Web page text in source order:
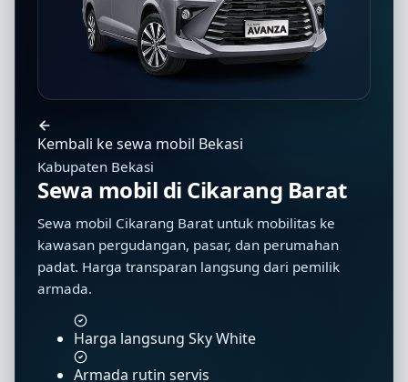
Kembali ke sewa mobil Bekasi
Kabupaten Bekasi
Sewa mobil di Cikarang Barat
Sewa mobil Cikarang Barat untuk mobilitas ke
kawasan pergudangan, pasar, dan perumahan
padat. Harga transparan langsung dari pemilik
armada.
Harga langsung Sky White
Armada rutin servis